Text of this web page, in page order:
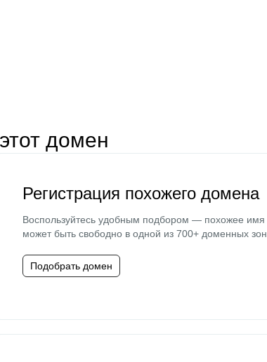
домен
Регистрация похожего домена
Воспользуйтесь удобным подбором — похожее имя
может быть свободно в одной из 700+ доменных зон.
Подобрать домен